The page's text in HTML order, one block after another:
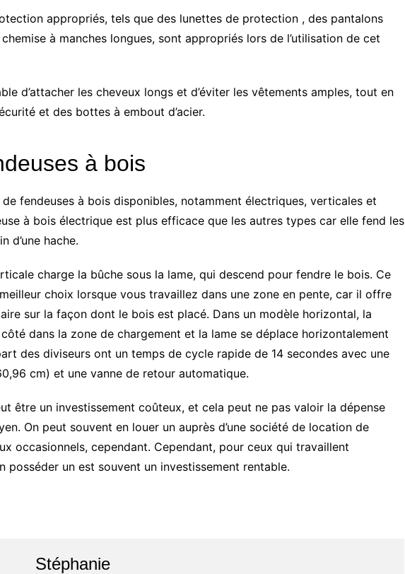
appropriés, tels que des lunettes de protection , des pantalons
à manches longues, sont appropriés lors de l’utilisation de cet
d’attacher les cheveux longs et d’éviter les vêtements amples, tout en
et des bottes à embout d’acier.
à bois
fendeuses à bois disponibles, notamment électriques, verticales et
à bois électrique est plus efficace que les autres types car elle fend les
d’une hache.
charge la bûche sous la lame, qui descend pour fendre le bois. Ce
choix lorsque vous travaillez dans une zone en pente, car il offre
sur la façon dont le bois est placé. Dans un modèle horizontal, la
dans la zone de chargement et la lame se déplace horizontalement
des diviseurs ont un temps de cycle rapide de 14 secondes avec une
cm) et une vanne de retour automatique.
être un investissement coûteux, et cela peut ne pas valoir la dépense
On peut souvent en louer un auprès d’une société de location de
occasionnels, cependant. Cependant, pour ceux qui travaillent
posséder un est souvent un investissement rentable.
Stéphanie